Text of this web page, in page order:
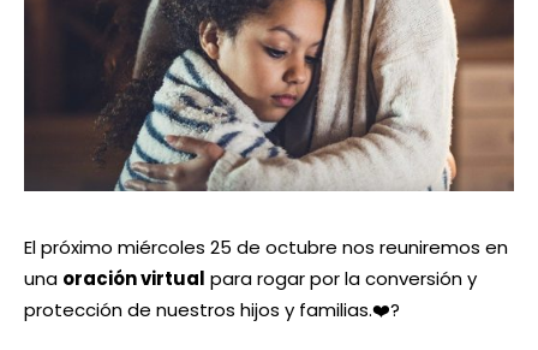
El próximo miércoles 25 de octubre nos reuniremos en
una oración virtual para rogar por la conversión y
protección de nuestros hijos y familias.❤️‍?